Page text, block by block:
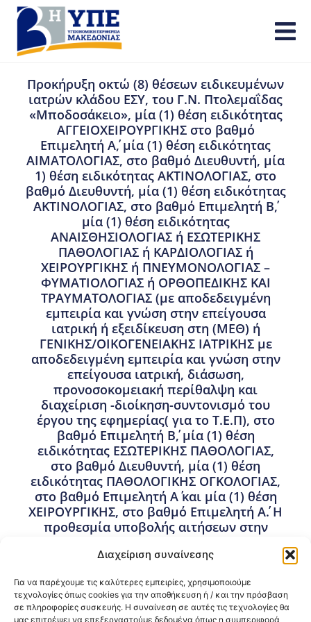
Διαχείριση συναίνεσης
Για να παρέχουμε τις καλύτερες εμπειρίες, χρησιμοποιούμε
τεχνολογίες όπως cookies για την αποθήκευση ή / και την πρόσβαση
σε πληροφορίες συσκευής. Η συναίνεση σε αυτές τις τεχνολογίες θα
μας επιτρέψει να επεξεργαστούμε δεδομένα όπως η συμπεριφορά
Προκήρυξη οκτώ (8) θέσεων ειδικευμένων
ιατρών κλάδου ΕΣΥ, του Γ.Ν. Πτολεμαΐδας
«Μποδοσάκειο», μία (1) θέση ειδικότητας
ΑΓΓΕΙΟΧΕΙΡΟΥΡΓΙΚΗΣ στο βαθμό
Επιμελητή Α΄, μία (1) θέση ειδικότητας
ΑΙΜΑΤΟΛΟΓΙΑΣ, στο βαθμό Διευθυντή, μία
1) θέση ειδικότητας ΑΚΤΙΝΟΛΟΓΙΑΣ, στο
βαθμό Διευθυντή, μία (1) θέση ειδικότητας
ΑΚΤΙΝΟΛΟΓΙΑΣ, στο βαθμό Επιμελητή Β΄,
μία (1) θέση ειδικότητας
ΑΝΑΙΣΘΗΣΙΟΛΟΓΙΑΣ ή ΕΣΩΤΕΡΙΚΗΣ
ΠΑΘΟΛΟΓΙΑΣ ή ΚΑΡΔΙΟΛΟΓΙΑΣ ή
ΧΕΙΡΟΥΡΓΙΚΗΣ ή ΠΝΕΥΜΟΝΟΛΟΓΙΑΣ –
ΦΥΜΑΤΙΟΛΟΓΙΑΣ ή ΟΡΘΟΠΕΔΙΚΗΣ ΚΑΙ
ΤΡΑΥΜΑΤΟΛΟΓΙΑΣ (με αποδεδειγμένη
εμπειρία και γνώση στην επείγουσα
ιατρική ή εξειδίκευση στη (ΜΕΘ) ή
ΓΕΝΙΚΗΣ/ΟΙΚΟΓΕΝΕΙΑΚΗΣ ΙΑΤΡΙΚΗΣ με
αποδεδειγμένη εμπειρία και γνώση στην
επείγουσα ιατρική, διάσωση,
προνοσοκομειακή περίθαλψη και
διαχείριση -διοίκηση-συντονισμό του
έργου της εφημερίας( για το Τ.Ε.Π), στο
βαθμό Επιμελητή Β΄, μία (1) θέση
ειδικότητας ΕΣΩΤΕΡΙΚΗΣ ΠΑΘΟΛΟΓΙΑΣ,
στο βαθμό Διευθυντή, μία (1) θέση
ειδικότητας ΠΑΘΟΛΟΓΙΚΗΣ ΟΓΚΟΛΟΓΙΑΣ,
στο βαθμό Επιμελητή Α΄ και μία (1) θέση
ΧΕΙΡΟΥΡΓΙΚΗΣ, στο βαθμό Επιμελητή Α΄. Η
προθεσμία υποβολής αιτήσεων στην
esydoctors.moh.gov.gr αρχίζει στις
στις 17.06.2026 ώρα 12.00 (μεσημέρι).
18 Μαΐου, 2026